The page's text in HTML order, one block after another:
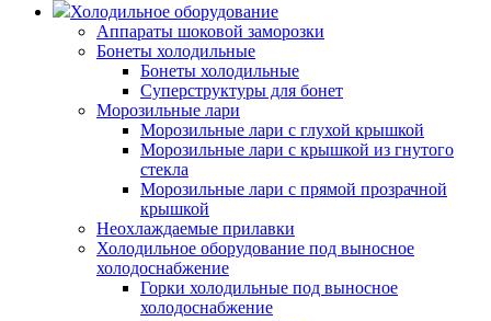
Холодильное оборудование
Аппараты шоковой заморозки
Бонеты холодильные
Бонеты холодильные
Суперструктуры для бонет
Морозильные лари
Морозильные лари с глухой крышкой
Морозильные лари с крышкой из гнутого
стекла
Морозильные лари с прямой прозрачной
крышкой
Неохлаждаемые прилавки
Холодильное оборудование под выносное
холодоснабжение
Горки холодильные под выносное
холодоснабжение